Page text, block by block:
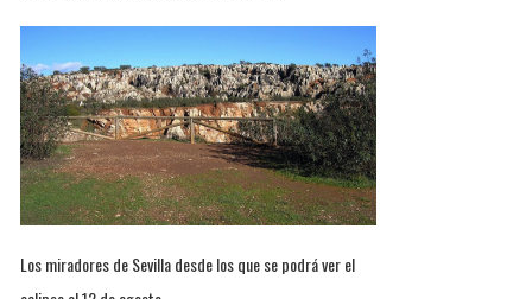
Los miradores de Sevilla desde los que se podrá ver el